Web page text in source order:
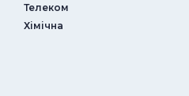
Телеком
Хімічна